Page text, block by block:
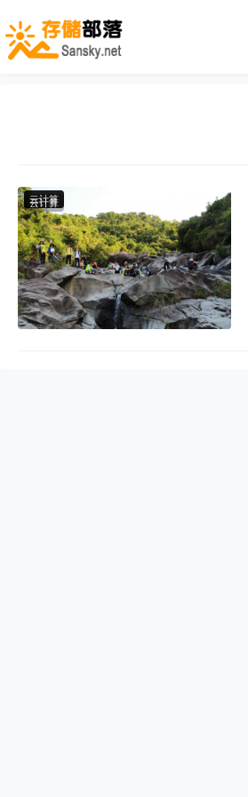
云计算
云计算
云计算
云计算
云计算
云计算
云计算